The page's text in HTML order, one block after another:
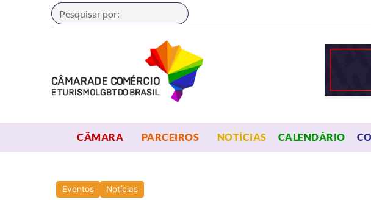
Buscar
CÂMARA OPEN MENU
PARCEIROS OPEN MENU
NOTÍCIAS CALENDÁRIO
Eventos Notícias